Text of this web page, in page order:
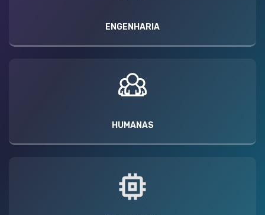
ENGENHARIA
HUMANAS